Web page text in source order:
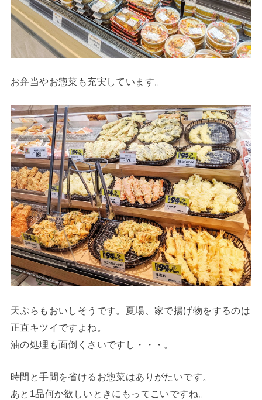
お弁当やお惣菜も充実しています。
天ぷらもおいしそうです。夏場、家で揚げ物をするのは
正直キツイですよね。
油の処理も面倒くさいですし・・・。
時間と手間を省けるお惣菜はありがたいです。
あと1品何か欲しいときにもってこいですね。